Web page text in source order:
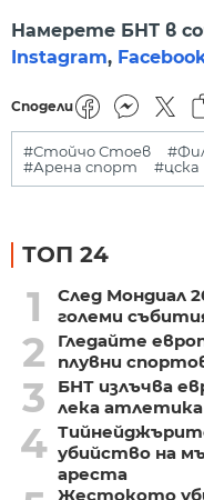
Намерете БНТ в
Instagram,
Сподели
#Стойчо Стоев
#Арена спорт
#цска
ТОП 24
1
След Мондиал
големи
2
Гледайте
плувни
3
БНТ излъчва
лека
4 убийство на
ареста
Жестокото